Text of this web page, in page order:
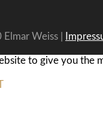
Weiss |
to give you the